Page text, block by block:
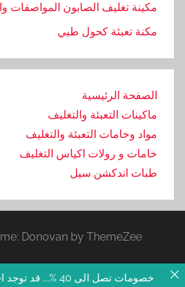
مكينة تغليف الصابون المواصفات
مكنة تعبئة كحول طبي
الصفحة الرئيسية
ماكينات التعبئة والتغليف
مواد وخامات التعبئة والتغليف
خامات و رولات اكياس التغليف
طبات اندكشن سيل
Donovan by ThemeZee.
خصومات تصل الى 40 %... قد توجد اخطاء ..اتصل بالمبيعات